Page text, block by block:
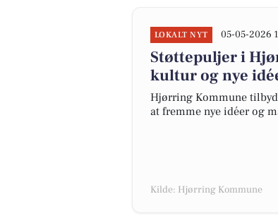
LOKALT NYT 05-05-2026
Støttepuljer i
kultur og nye
Hjørring Kommune
at fremme nye idéer og
Kilde: Hjørring Kommune